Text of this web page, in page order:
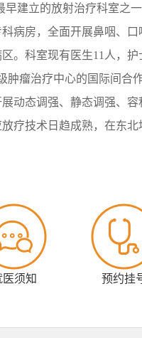
建立的放射治疗科室之
病房，全面开展鼻咽、
。科室现有医生11人，护
肿瘤治疗中心的国际间合
动态调强、静态调强、容
疗技术日趋成熟，在东
放疗病房全体医护人员
须知 预约挂